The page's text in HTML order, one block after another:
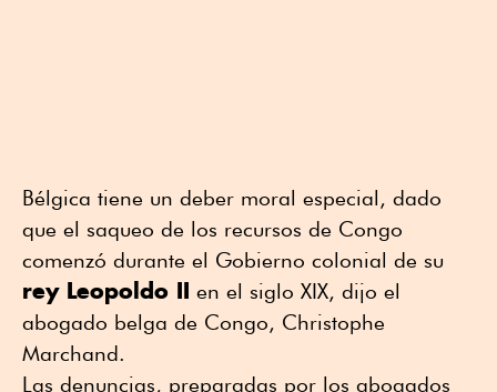
Bélgica tiene un deber moral especial, dado
que el saqueo de los recursos de Congo
comenzó durante el Gobierno colonial de su
rey Leopoldo II en el siglo XIX, dijo el
abogado belga de Congo, Christophe
Marchand.
Las denuncias, preparadas por los abogados